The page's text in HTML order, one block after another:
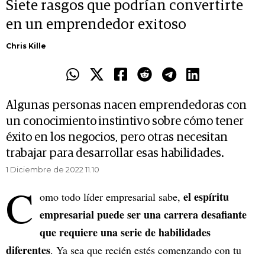
Siete rasgos que podrían convertirte
en un emprendedor exitoso
Chris Kille
Algunas personas nacen emprendedoras con
un conocimiento instintivo sobre cómo tener
éxito en los negocios, pero otras necesitan
trabajar para desarrollar esas habilidades.
1 Diciembre de 2022 11.10
C omo todo líder empresarial sabe, el espíritu
empresarial puede ser una carrera desafiante
que requiere una serie de habilidades
diferentes. Ya sea que recién estés comenzando con tu